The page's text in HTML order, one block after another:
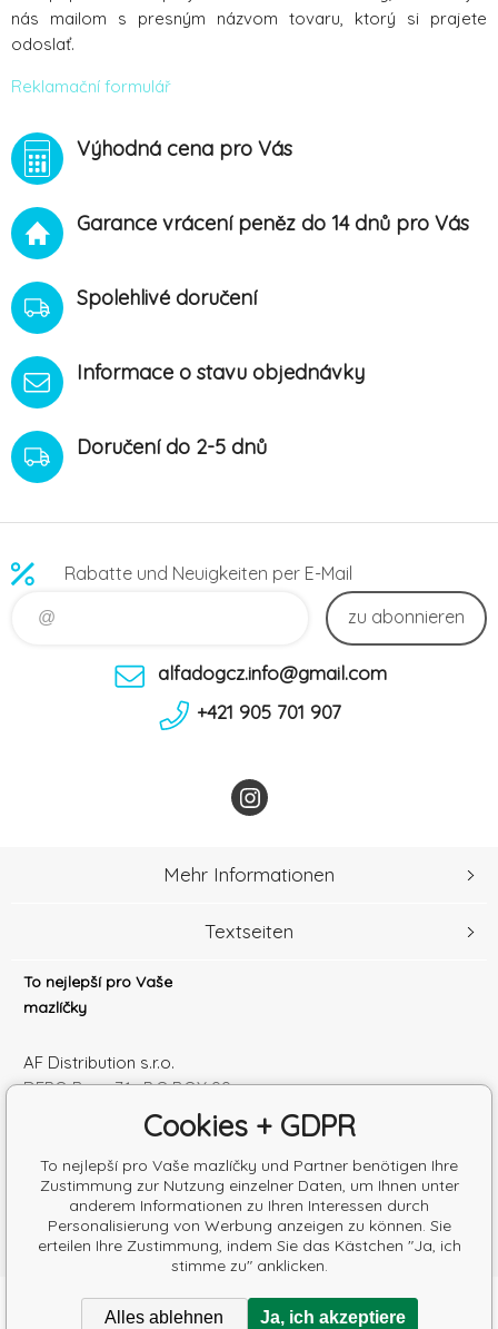
nás mailom s presným názvom tovaru, ktorý si prajete
odoslať.
Reklamační formulář
Výhodná cena pro Vás
Garance vrácení peněz do 14 dnů pro Vás
Spolehlivé doručení
Informace o stavu objednávky
Doručení do 2-5 dnů
Rabatte und Neuigkeiten per E-Mail
zu abonnieren
alfadogcz.info@gmail.com
+421 905 701 907
To nejlepší pro Vaše
mazlíčky
AF Distribution s.r.o.
DEPO Brno 71 , P.O.BOX 99
Česká republika
Handelsregister Nr.: 52010180
Steuernum.: SK2120864328
Mehr Informationen
Textseiten
Copyright © 2026 AF Distribution s.r.o.
Cookies + GDPR
To nejlepší pro Vaše mazlíčky und Partner benötigen Ihre
Zustimmung zur Nutzung einzelner Daten, um Ihnen unter
anderem Informationen zu Ihren Interessen durch
Personalisierung von Werbung anzeigen zu können. Sie
erteilen Ihre Zustimmung, indem Sie das Kästchen "Ja, ich
stimme zu" anklicken.
Alles ablehnen Ja, ich akzeptiere